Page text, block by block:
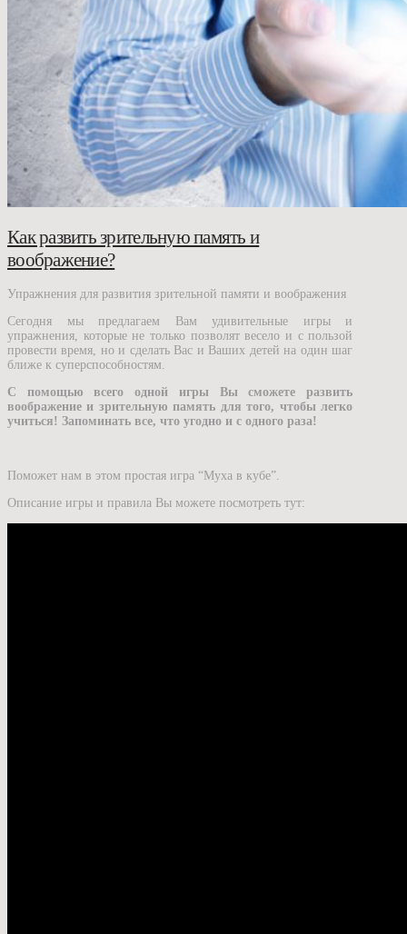
Как развить зрительную память и
воображение?
Упражнения для развития зрительной памяти и воображения
Сегодня мы предлагаем Вам удивительные игры и
упражнения, которые не только позволят весело и с пользой
провести время, но и сделать Вас и Ваших детей на один шаг
ближе к суперспособностям.
С помощью всего одной игры Вы сможете развить
воображение и зрительную память для того, чтобы легко
учиться! Запоминать все, что угодно и с одного раза!
Поможет нам в этом простая игра “Муха в кубе”.
Описание игры и правила Вы можете посмотреть тут: